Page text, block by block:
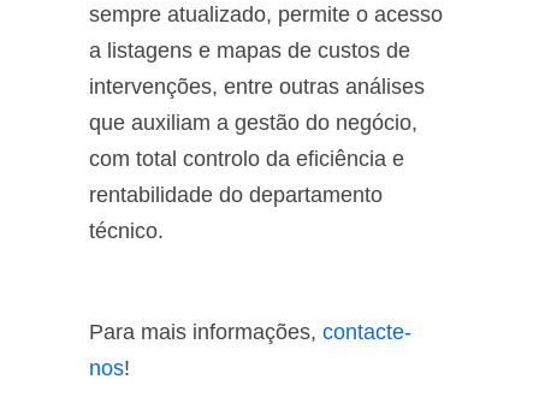
sempre atualizado, permite o acesso
a listagens e mapas de custos de
intervenções, entre outras análises
que auxiliam a gestão do negócio,
com total controlo da eficiência e
rentabilidade do departamento
técnico.
Para mais informações, contacte-
nos!